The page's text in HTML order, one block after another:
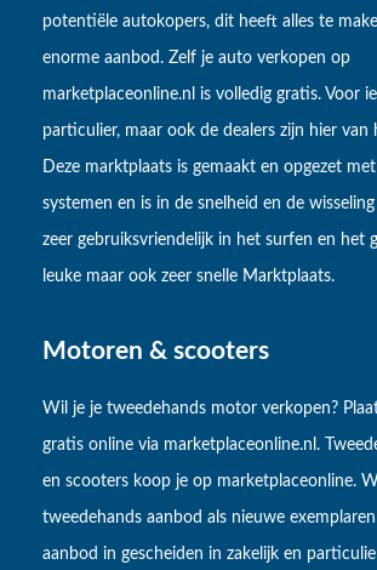
potentiële autokopers, dit heeft alles te
enorme aanbod. Zelf je auto verkopen op
marketplaceonline.nl is volledig gratis. Voor
particulier, maar ook de dealers zijn hier van
Deze marktplaats is gemaakt en opgezet
systemen en is in de snelheid en de
zeer gebruiksvriendelijk in het surfen en het
leuke maar ook zeer snelle Marktplaats.
Motoren & scooters
Wil je je tweedehands motor verkopen?
gratis online via marketplaceonline.nl.
en scooters koop je op marketplaceonline.
tweedehands aanbod als nieuwe
aanbod in gescheiden in zakelijk en